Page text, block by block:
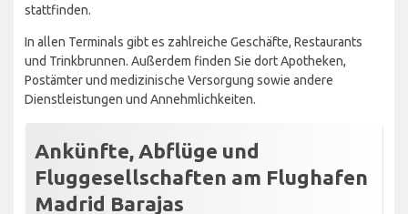
stattfinden.
In allen Terminals gibt es zahlreiche Geschäfte, Restaurants
und Trinkbrunnen. Außerdem finden Sie dort Apotheken,
Postämter und medizinische Versorgung sowie andere
Dienstleistungen und Annehmlichkeiten.
Ankünfte, Abflüge und
Fluggesellschaften am Flughafen
Madrid Barajas